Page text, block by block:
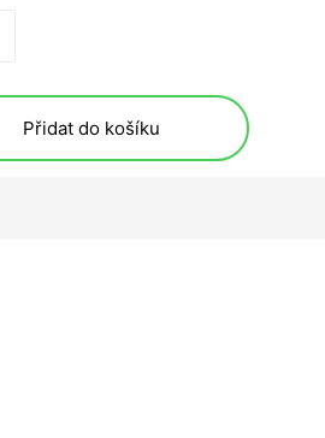
Přidat do košíku